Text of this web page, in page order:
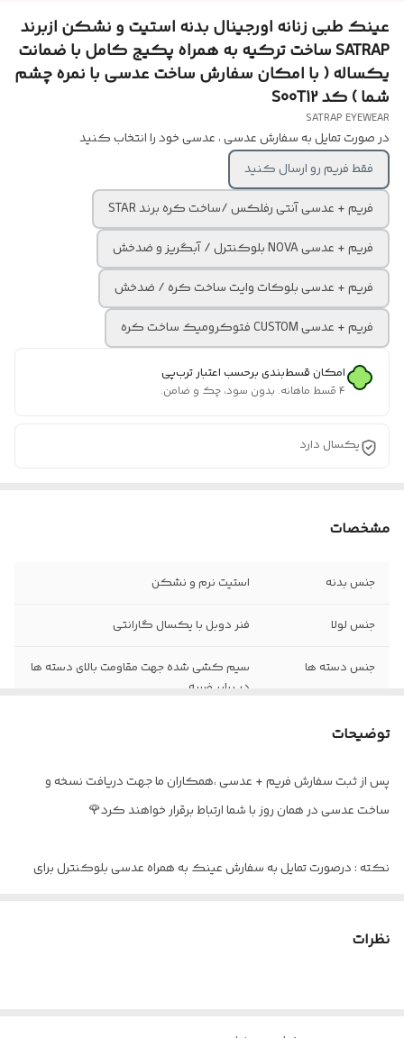
عینک طبی زنانه اورجینال بدنه استیت و نشکن ازبرند
SATRAP ساخت ترکیه به همراه پکیج کامل با ضمانت
یکساله ( با امکان سفارش ساخت عدسی با نمره چشم
شما ) کد S00T12
SATRAP EYEWEAR
در صورت تمایل به سفارش عدسی ، عدسی خود را انتخاب کنید
فقط فریم رو ارسال کنید
فریم + عدسی آنتی رفلکس /ساخت کره برند STAR
فریم + عدسی NOVA بلوکنترل / آبگریز و ضدخش
فریم + عدسی بلوکات وایت ساخت کره / ضدخش
فریم + عدسی CUSTOM فتوکرومیک ساخت کره
امکان قسط‌بندی برحسب اعتبار ترب‌پی
۴ قسط ماهانه. بدون سود، چک و ضامن.
یکسال دارد
مشخصات
جنس بدنه استیت نرم و نشکن
جنس لولا فنر دوبل با یکسال گارانتی
جنس دسته ها
سیم کشی شده جهت مقاومت بالای دسته ها
در برابر ضربه
سایز عدسی
عینک مناسب خانم ها
اقلام پکیج کامل
توضیحات
پس از ثبت سفارش فریم + عدسی ،همکاران ما جهت دریافت نسخه و
ساخت عدسی در همان روز با شما ارتباط برقرار خواهند کرد🌹
نکته : درصورت تمایل به سفارش عینک به همراه عدسی بلوکنترل برای
نظرات